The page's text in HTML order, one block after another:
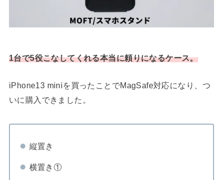
1台で5役こなしてくれる本当に頼りになるケース。
iPhone13 miniを買ったことでMagSafe対応になり、つ
いに購入できました。
縦置き
横置き①